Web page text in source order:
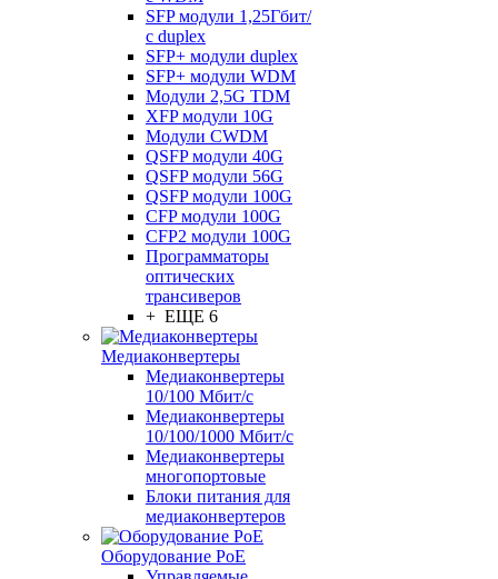
SFP модули 1,25Гбит/
с duplex
SFP+ модули duplex
SFP+ модули WDM
Модули 2,5G TDM
XFP модули 10G
Модули CWDM
QSFP модули 40G
QSFP модули 56G
QSFP модули 100G
CFP модули 100G
CFP2 модули 100G
Программаторы
оптических
трансиверов
+ ЕЩЕ 6
Медиаконвертеры
Медиаконвертеры
10/100 Мбит/с
Медиаконвертеры
10/100/1000 Мбит/c
Медиаконвертеры
многопортовые
Блоки питания для
медиаконвертеров
Оборудование PoE